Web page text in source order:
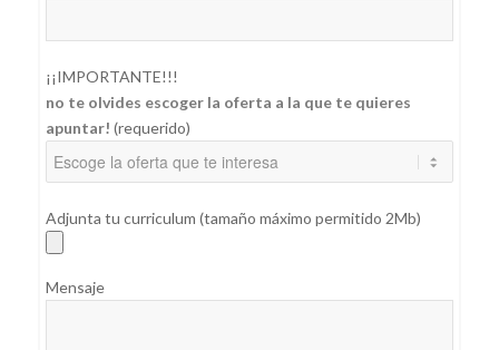
¡¡IMPORTANTE!!!
no te olvides escoger la oferta a la que te quieres
apuntar! (requerido)
Adjunta tu curriculum (tamaño máximo permitido 2Mb)
Mensaje